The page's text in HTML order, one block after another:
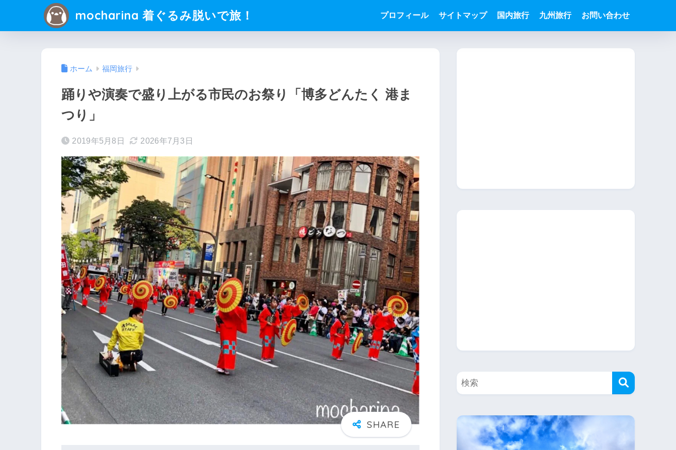
mocharina 着ぐるみ脱いで旅！ プロフィール サイトマップ 国内旅行 九州旅行 お問い合わせ
ホーム 福岡旅行
踊りや演奏で盛り上がる市民のお祭り「博多どんたく 港ま
つり」
2019年5月8日 2026年7月3日